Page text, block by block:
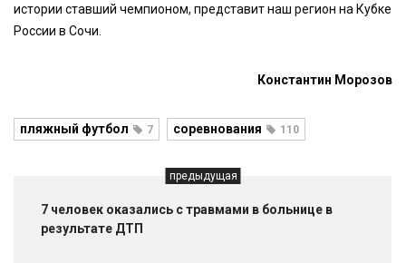
истории ставший чемпионом, представит наш регион на Кубке
России в Сочи.
Константин Морозов
пляжный футбол 7 соревнования 110
предыдущая
7 человек оказались с травмами в больнице в
результате ДТП